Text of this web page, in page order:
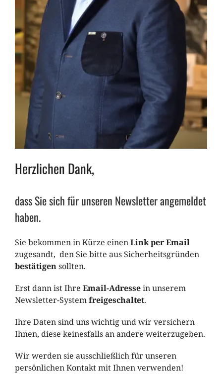
Herzlichen Dank,
dass Sie sich für unseren Newsletter angemeldet
haben.
Sie bekommen in Kürze einenLink per Email
zugesandt, den Sie bitte aus Sicherheitsgründen
bestätigensollten.
Erst dann ist Ihre Email-Adressein unserem
Newsletter-Systemfreigeschaltet.
Ihre Daten sind uns wichtig und wir versichern
Ihnen, diese keinesfalls an andere weiterzugeben.
Wir werden sie ausschließlich für unseren
persönlichen Kontakt mit Ihnen verwenden!